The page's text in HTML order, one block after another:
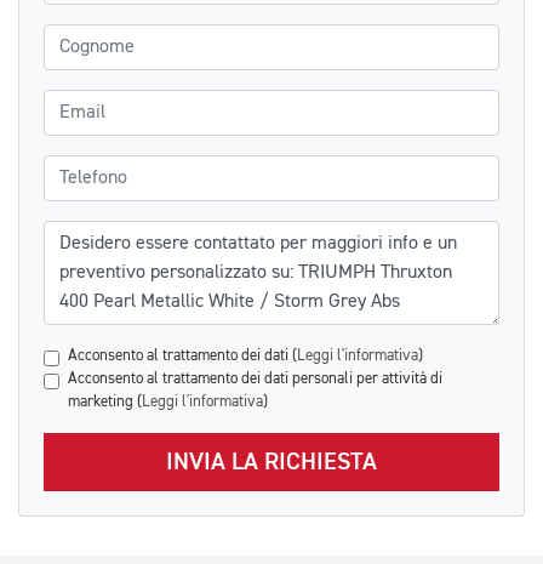
Cognome
Email
Telefono
Messaggio
Acconsento al trattamento dei dati ( Leggi l'informativa)
Acconsento al trattamento dei dati personali per attività di
marketing ( Leggi l'informativa)
INVIA LA RICHIESTA